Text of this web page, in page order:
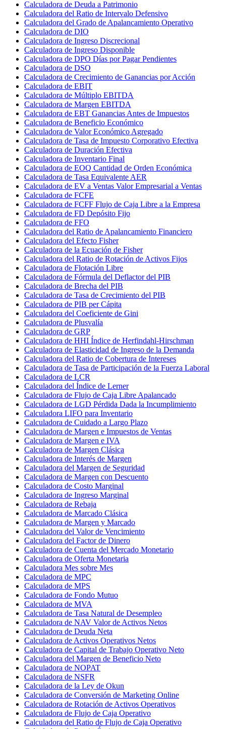
Calculadora de Deuda a Patrimonio
Calculadora del Ratio de Intervalo Defensivo
Calculadora del Grado de Apalancamiento Operativo
Calculadora de DIO
Calculadora de Ingreso Discrecional
Calculadora de Ingreso Disponible
Calculadora de DPO Días por Pagar Pendientes
Calculadora de DSO
Calculadora de Crecimiento de Ganancias por Acción
Calculadora de EBIT
Calculadora de Múltiplo EBITDA
Calculadora de Margen EBITDA
Calculadora de EBT Ganancias Antes de Impuestos
Calculadora de Beneficio Económico
Calculadora de Valor Económico Agregado
Calculadora de Tasa de Impuesto Corporativo Efectiva
Calculadora de Duración Efectiva
Calculadora de Inventario Final
Calculadora de EOQ Cantidad de Orden Económica
Calculadora de Tasa Equivalente AER
Calculadora de EV a Ventas Valor Empresarial a Ventas
Calculadora de FCFE
Calculadora de FCFF Flujo de Caja Libre a la Empresa
Calculadora de FD Depósito Fijo
Calculadora de FFO
Calculadora del Ratio de Apalancamiento Financiero
Calculadora del Efecto Fisher
Calculadora de la Ecuación de Fisher
Calculadora del Ratio de Rotación de Activos Fijos
Calculadora de Flotación Libre
Calculadora de Fórmula del Deflactor del PIB
Calculadora de Brecha del PIB
Calculadora de Tasa de Crecimiento del PIB
Calculadora de PIB per Cápita
Calculadora del Coeficiente de Gini
Calculadora de Plusvalía
Calculadora de GRP
Calculadora de HHI Índice de Herfindahl-Hirschman
Calculadora de Elasticidad de Ingreso de la Demanda
Calculadora del Ratio de Cobertura de Intereses
Calculadora de Tasa de Participación de la Fuerza Laboral
Calculadora de LCR
Calculadora del Índice de Lerner
Calculadora de Flujo de Caja Libre Apalancado
Calculadora de LGD Pérdida Dada la Incumplimiento
Calculadora LIFO para Inventario
Calculadora de Cuidado a Largo Plazo
Calculadora de Margen e Impuestos de Ventas
Calculadora de Margen e IVA
Calculadora de Margen Clásica
Calculadora de Interés de Margen
Calculadora del Margen de Seguridad
Calculadora de Margen con Descuento
Calculadora de Costo Marginal
Calculadora de Ingreso Marginal
Calculadora de Rebaja
Calculadora de Marcado Clásica
Calculadora de Margen y Marcado
Calculadora del Valor de Vencimiento
Calculadora del Factor de Dinero
Calculadora de Cuenta del Mercado Monetario
Calculadora de Oferta Monetaria
Calculadora Mes sobre Mes
Calculadora de MPC
Calculadora de MPS
Calculadora de Fondo Mutuo
Calculadora de MVA
Calculadora de Tasa Natural de Desempleo
Calculadora de NAV Valor de Activos Netos
Calculadora de Deuda Neta
Calculadora de Activos Operativos Netos
Calculadora de Capital de Trabajo Operativo Neto
Calculadora del Margen de Beneficio Neto
Calculadora de NOPAT
Calculadora de NSFR
Calculadora de la Ley de Okun
Calculadora de Conversión de Marketing Online
Calculadora de Rotación de Activos Operativos
Calculadora de Flujo de Caja Operativo
Calculadora del Ratio de Flujo de Caja Operativo